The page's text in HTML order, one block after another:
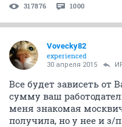
317876 1000
Vovecky82
experienced
30 апреля 2015
Все будет зависеть от
сумму ваш
меня знакомая
получила, но у нее и з/